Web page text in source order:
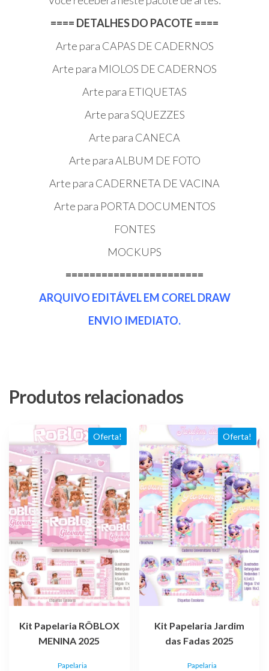
==== DETALHES DO PACOTE ====
Arte para CAPAS DE CADERNOS
Arte para MIOLOS DE CADERNOS
Arte para ETIQUETAS
Arte para SQUEZZES
Arte para CANECA
Arte para ALBUM DE FOTO
Arte para CADERNETA DE VACINA
Arte para PORTA DOCUMENTOS
FONTES
MOCKUPS
=======================
ARQUIVO EDITÁVEL EM COREL DRAW
ENVIO IMEDIATO.
Produtos relacionados
Oferta!
Kit Papelaria RÔBLOX
MENINA 2025
Papelaria
Oferta!
Kit Papelaria Jardim
das Fadas 2025
Papelaria